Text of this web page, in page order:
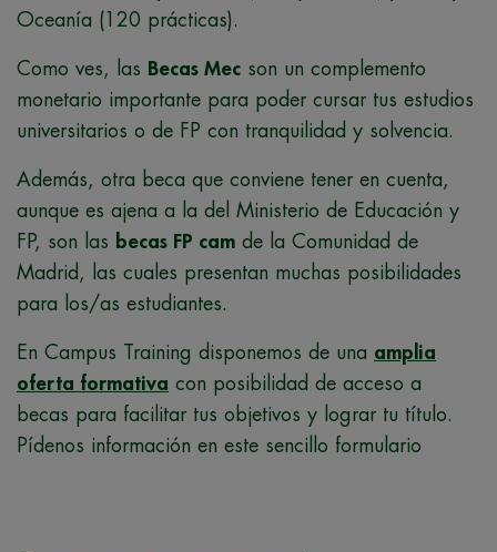
Oceanía (120 prácticas).
Como ves, las Becas Mec son un complemento
monetario importante para poder cursar tus estudios
universitarios o de FP con tranquilidad y solvencia.
Además, otra beca que conviene tener en cuenta,
aunque es ajena a la del Ministerio de Educación y
FP, son las becas FP cam de la Comunidad de
Madrid, las cuales presentan muchas posibilidades
para los/as estudiantes.
En Campus Training disponemos de una amplia
oferta formativa con posibilidad de acceso a
becas para facilitar tus objetivos y lograr tu título.
Pídenos información en este sencillo formulario